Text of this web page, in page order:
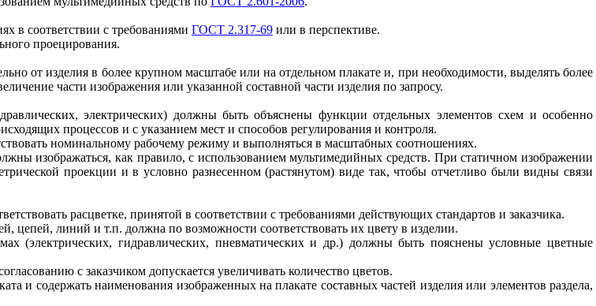
в соответствии с требованиями ГОСТ 2.317-69или в перспективе.
проецирования.
от изделия в более крупном масштабе или на отдельном плакате и, при необходимости, выделять более
части изображения или указанной составной части изделия по запросу.
электрических) должны быть объяснены функции отдельных элементов схем и особенно
процессов и с указанием мест и способов регулирования и контроля.
номинальному рабочему режиму и выполняться в масштабных соотношениях.
изображаться, как правило, с использованием мультимедийных средств. При статичном изображении
проекции и в условно разнесенном (растянутом) виде так, чтобы отчетливо были видны связи
расцветке, принятой в соответствии с требованиями действующих стандартов и заказчика.
цепей, линий и т.п. должна по возможности соответствовать их цвету в изделии.
(электрических, гидравлических, пневматических и др.) должны быть пояснены условные цветные
с заказчиком допускается увеличивать количество цветов.
и содержать наименования изображенных на плакате составных частей изделия или элементов раздела,